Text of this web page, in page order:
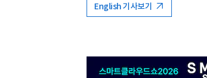
English 기사보기